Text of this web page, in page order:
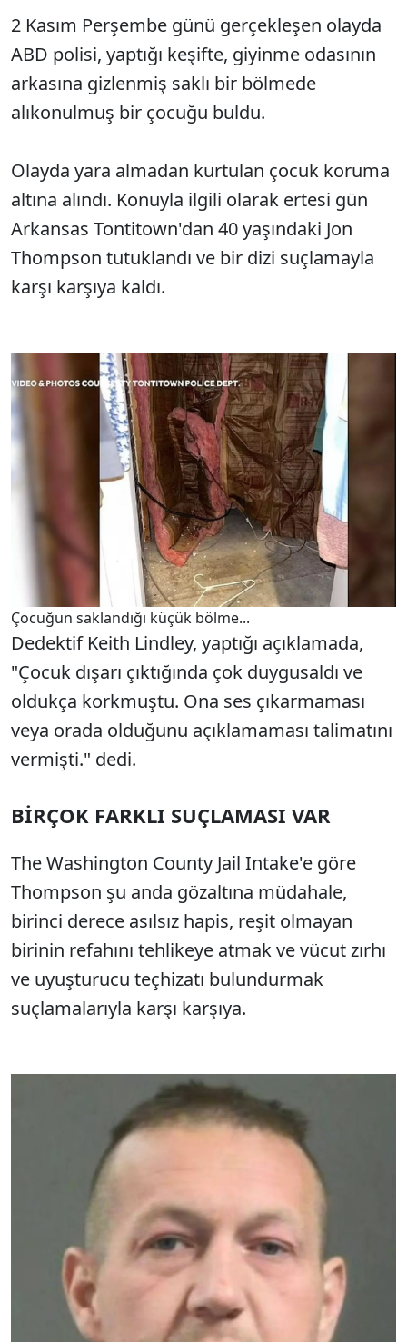
2 Kasım Perşembe günü gerçekleşen olayda
ABD polisi, yaptığı keşifte, giyinme odasının
arkasına gizlenmiş saklı bir bölmede
alıkonulmuş bir çocuğu buldu.
Olayda yara almadan kurtulan çocuk koruma
altına alındı. Konuyla ilgili olarak ertesi gün
Arkansas Tontitown'dan 40 yaşındaki Jon
Thompson tutuklandı ve bir dizi suçlamayla
karşı karşıya kaldı.
Çocuğun saklandığı küçük bölme...
Dedektif Keith Lindley, yaptığı açıklamada,
"Çocuk dışarı çıktığında çok duygusaldı ve
oldukça korkmuştu. Ona ses çıkarmaması
veya orada olduğunu açıklamaması talimatını
vermişti." dedi.
BİRÇOK FARKLI SUÇLAMASI VAR
The Washington County Jail Intake'e göre
Thompson şu anda gözaltına müdahale,
birinci derece asılsız hapis, reşit olmayan
birinin refahını tehlikeye atmak ve vücut zırhı
ve uyuşturucu teçhizatı bulundurmak
suçlamalarıyla karşı karşıya.